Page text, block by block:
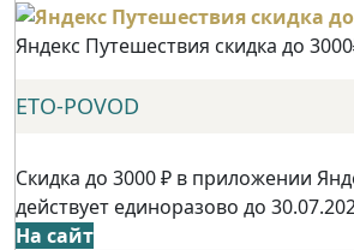
Яндекс Путешествия скидка до
ETO-POVOD
Скидка до 3000 ₽ в приложении
действует единоразово до
На сайт